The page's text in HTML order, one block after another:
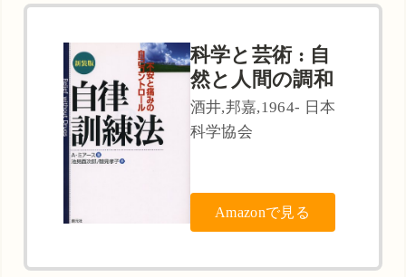
科学と芸術 : 自
然と人間の調和
酒井,邦嘉,1964- 日本
科学協会
Amazonで見る